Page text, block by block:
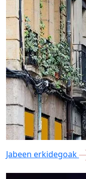
Jabeen erkidegoak